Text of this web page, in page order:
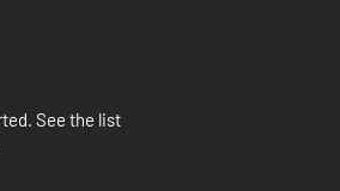
See the list